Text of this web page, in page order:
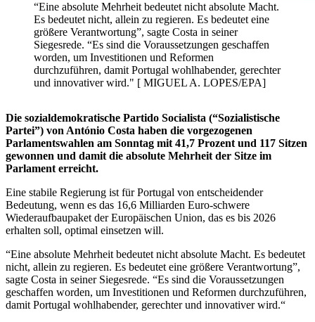
“Eine absolute Mehrheit bedeutet nicht absolute Macht.
Es bedeutet nicht, allein zu regieren. Es bedeutet eine
größere Verantwortung”, sagte Costa in seiner
Siegesrede. “Es sind die Voraussetzungen geschaffen
worden, um Investitionen und Reformen
durchzuführen, damit Portugal wohlhabender, gerechter
und innovativer wird." [ MIGUEL A. LOPES/EPA]
Die sozialdemokratische Partido Socialista (“Sozialistische
Partei”) von António Costa haben die vorgezogenen
Parlamentswahlen am Sonntag mit 41,7 Prozent und 117 Sitzen
gewonnen und damit die absolute Mehrheit der Sitze im
Parlament erreicht.
Eine stabile Regierung ist für Portugal von entscheidender
Bedeutung, wenn es das 16,6 Milliarden Euro-schwere
Wiederaufbaupaket der Europäischen Union, das es bis 2026
erhalten soll, optimal einsetzen will.
“Eine absolute Mehrheit bedeutet nicht absolute Macht. Es bedeutet
nicht, allein zu regieren. Es bedeutet eine größere Verantwortung”,
sagte Costa in seiner Siegesrede. “Es sind die Voraussetzungen
geschaffen worden, um Investitionen und Reformen durchzuführen,
damit Portugal wohlhabender, gerechter und innovativer wird.“